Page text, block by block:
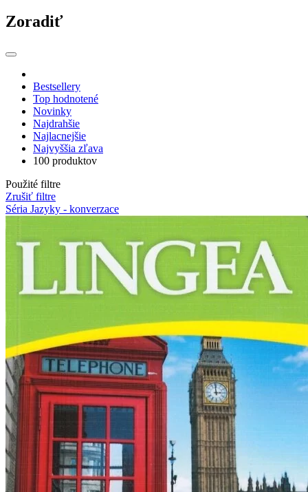
Zoradiť
Bestsellery
Top hodnotené
Novinky
Najdrahšie
Najlacnejšie
Najvyššia zľava
100 produktov
Použité filtre
Zrušiť filtre
Séria Jazyky - konverzace